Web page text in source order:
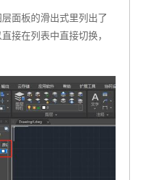
面板的滑出式里列出了
接在列表中直接切换，